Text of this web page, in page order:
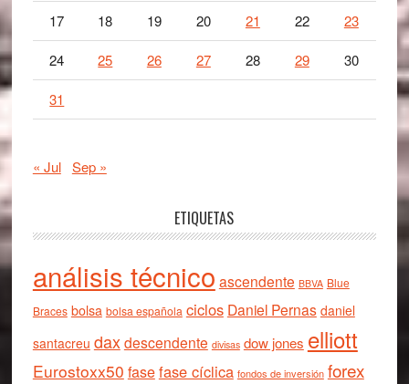
17 18 19 20 21 22 23
24 25 26 27 28 29 30
31
« Jul Sep »
ETIQUETAS
análisis técnico ascendente BBVA Blue
Braces bolsa bolsa española ciclos Daniel Pernas daniel
santacreu daxdescendente divisas dow jones elliott
Eurostoxx50 fasefase cíclica fondos de inversión forex